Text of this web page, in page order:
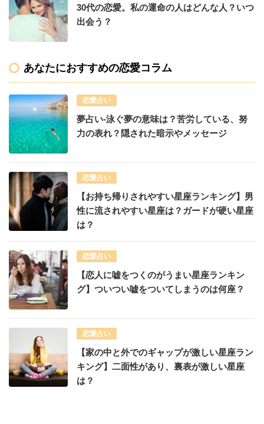
30代の恋愛。私の運命の人はどんな人？いつ
出会う？
あなたにおすすめの恋愛コラム
恋愛占い
夢占い-泳ぐ夢の意味は？苦労している、努
力の表れ？隠された暗示やメッセージ
恋愛占い
【お持ち帰りされやすい星座ランキング】男
性に流されやすい星座は？ガードが硬い星座
は？
恋愛占い
【恋人に嘘をつくのがうまい星座ランキン
グ】ついつい嘘をついてしまうのは何座？
恋愛占い
【家の中と外でのギャップが激しい星座ラン
キング】二面性があり、裏表が激しい星座
は？